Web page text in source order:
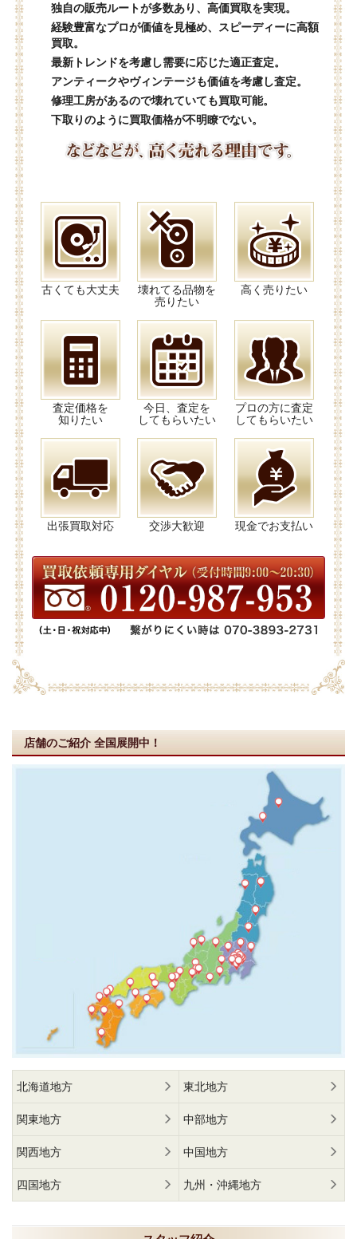
独自の販売ルートが多数あり、高価買取を実現。
経験豊富なプロが価値を見極め、スピーディーに高額
買取。
最新トレンドを考慮し需要に応じた適正査定。
アンティークやヴィンテージも価値を考慮し査定。
修理工房があるので壊れていても買取可能。
下取りのように買取価格が不明瞭でない。
古くても大丈夫
壊れてる品物を
売りたい
高く売りたい
査定価格を
知りたい
今日、査定を
してもらいたい
プロの方に査定
してもらいたい
出張買取対応 交渉大歓迎 現金でお支払い
店舗のご紹介 全国展開中！
北海道地方 東北地方
関東地方 中部地方
関西地方 中国地方
四国地方 九州・沖縄地方